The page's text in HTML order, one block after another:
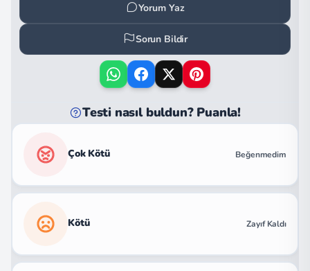
Yorum Yaz
Sorun Bildir
Testi nasıl buldun? Puanla!
Çok Kötü Beğenmedim
Kötü Zayıf Kaldı